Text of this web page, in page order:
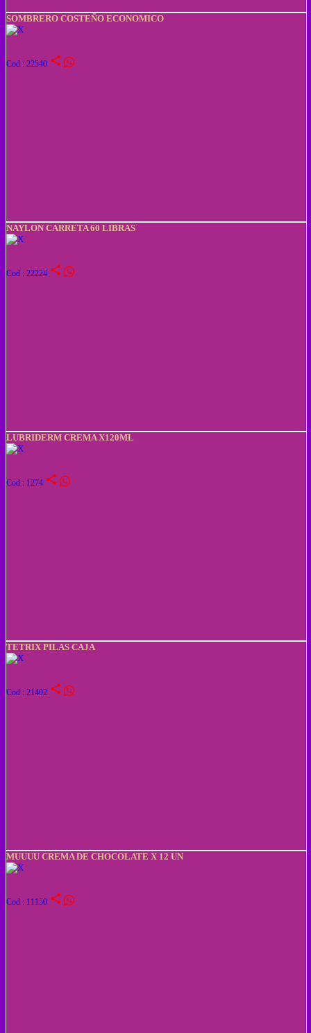
SOMBRERO COSTEÑO ECONOMICO
Cod : 22540 share
NAYLON CARRETA 60 LIBRAS
Cod : 22224 share
LUBRIDERM CREMA X120ML
Cod : 1274 share
TETRIX PILAS CAJA
Cod : 21402 share
MUUUU CREMA DE CHOCOLATE X 12 UN
Cod : 11150 share